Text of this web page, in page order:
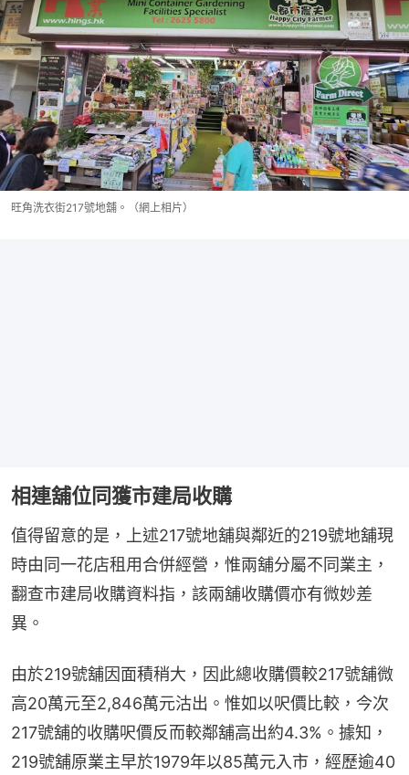
旺角洗衣街217號地舖。（網上相片）
相連舖位同獲市建局收購
值得留意的是，上述217號地舖與鄰近的219號地舖現
時由同一花店租用合併經營，惟兩舖分屬不同業主，
翻查市建局收購資料指，該兩舖收購價亦有微妙差
異。
由於219號舖因面積稍大，因此總收購價較217號舖微
高20萬元至2,846萬元沽出。惟如以呎價比較，今次
217號舖的收購呎價反而較鄰舖高出約4.3%。據知，
219號舖原業主早於1979年以85萬元入市，經歷逾40